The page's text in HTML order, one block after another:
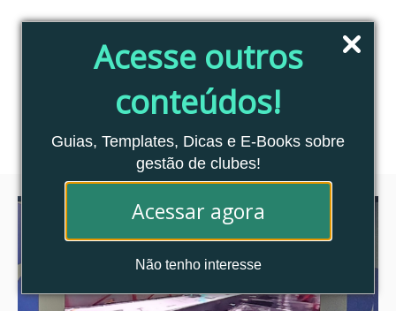
Acesse outros
conteúdos!
Guias, Templates, Dicas e E-Books sobre
gestão de clubes!
Acessar agora
Não tenho interesse
Blog Clubes Associados